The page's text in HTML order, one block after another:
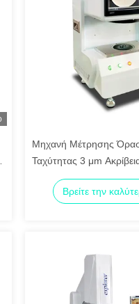
Μηχανή Μέτρησης
Ταχύτητας 3 μm
με Ένα Κλικ για
Επιθεώρηση
Βρείτε την